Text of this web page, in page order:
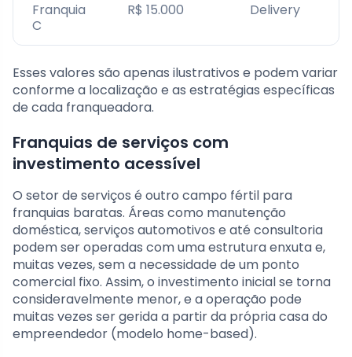
Franquia
C
R$ 15.000 Delivery
Esses valores são apenas ilustrativos e podem variar
conforme a localização e as estratégias específicas
de cada franqueadora.
Franquias de serviços com
investimento acessível
O setor de serviços é outro campo fértil para
franquias baratas. Áreas como manutenção
doméstica, serviços automotivos e até consultoria
podem ser operadas com uma estrutura enxuta e,
muitas vezes, sem a necessidade de um ponto
comercial fixo. Assim, o investimento inicial se torna
consideravelmente menor, e a operação pode
muitas vezes ser gerida a partir da própria casa do
empreendedor (modelo home-based).